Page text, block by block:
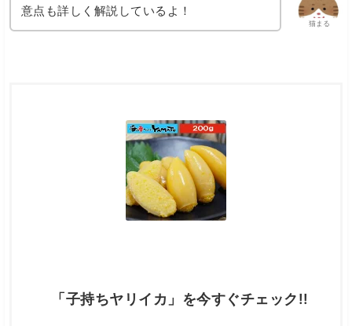
猫まる
意点も詳しく解説しているよ！
「子持ちヤリイカ」を今すぐチェック!!